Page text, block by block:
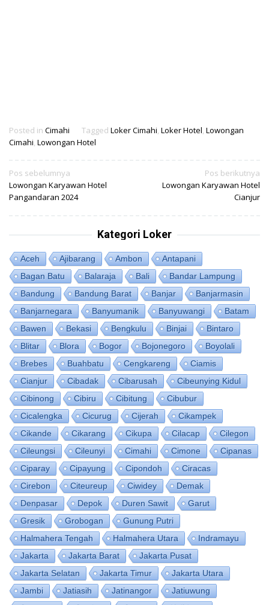
Posted in Cimahi Tagged Loker Cimahi Loker Hotel Lowongan
Cimahi Lowongan Hotel
Navigasi
pos
Pos sebelumnya
Lowongan Karyawan Hotel
Pangandaran 2024
Pos berikutnya
Lowongan Karyawan Hotel
Cianjur
Kategori Loker
Aceh Ajibarang Ambon
Antapani
Bagan Batu
Balaraja Bali
Bandar Lampung
Bandung
Bandung Barat Banjar
Banjarmasin
Banjarnegara
Banyumanik Banyuwangi
Batam
Bawen
Bekasi Bengkulu Binjai
Bintaro
Blitar
Blora Bogor Bojonegoro
Boyolali
Brebes
Buahbatu Cengkareng
Ciamis
Cianjur
Cibadak Cibarusah
Cibeunying Kidul
Cibinong
Cibiru Cibitung
Cibubur
Cicalengka
Cicurug Cijerah
Cikampek
Cikande
Cikarang Cikupa Cilacap
Cilegon
Cileungsi
Cileunyi Cimahi Cimone
Cipanas
Ciparay
Cipayung Cipondoh
Ciracas
Cirebon
Citeureup Ciwidey
Demak
Denpasar
Depok Duren Sawit
Garut
Gresik
Grobogan
Gunung Putri
Halmahera Tengah
Halmahera Utara
Indramayu
Jakarta
Jakarta Barat
Jakarta Pusat
Jakarta Selatan
Jakarta Timur
Jakarta Utara
Jambi
Jatiasih Jatinangor
Jatiuwung